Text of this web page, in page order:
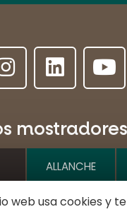
ALLANCHE
l'Hôtel de ville
web usa cookies y